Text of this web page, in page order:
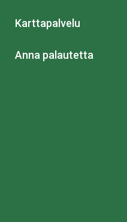
Karttapalvelu
Anna palautetta